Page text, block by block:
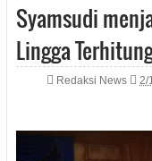
Syamsudi
Lingga
Redaksi News 2/